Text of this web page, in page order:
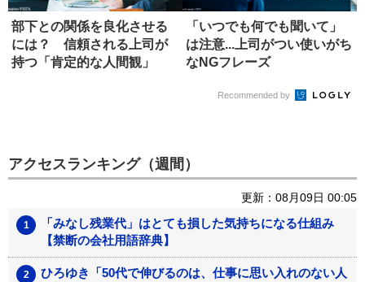
部下との関係を良化させる
には？ 信頼される上司が
持つ「肯定的な人間観」
「いつでも何でも聞いて」
は注意...上司がつい使いがち
なNGフレーズ
Recommended by
アクセスランキング（週間）
更新：08月09日 00:05
「みなし残業代」はとても損した気持ちになる仕組み
【禁断の会社用語辞典】
ひろゆき「50代で伸びるのは、仕事に思い入れのない人